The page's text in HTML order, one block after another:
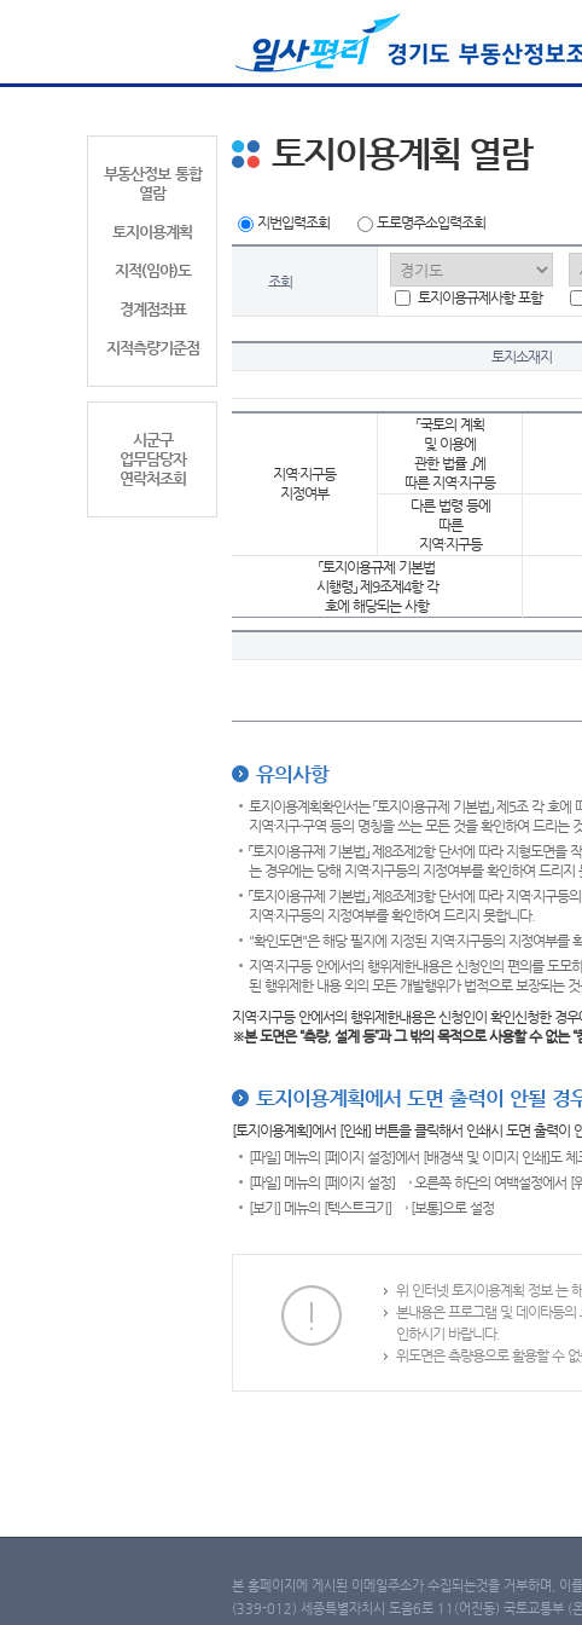
부동산정보 통합
열람
토지이용계획
지적(임야)도
경계점좌표
지적측량기준점
시군구
업무담당자
연락처조회
토지이용계획 열람
지번입력조회 도로명주소입력조회
조회
토지이용규제사항 포함
토지소재지
지역·지구등
지정여부
「국토의 계획
및 이용에
관한 법률 」에
따른 지역·지구등
다른 법령 등에
따른
지역·지구등
「토지이용규제 기본법
시행령」 제9조제4항 각
호에 해당되는 사항
유의사항
토지이용계획확인서는 「토지이용규제 기본법」 제5조 각 호
지역·지구·구역 등의 명칭을 쓰는 모든 것을 확인하여 드리는
「토지이용규제 기본법」 제8조제2항 단서에 따라 지형도면
는 경우에는 당해 지역·지구등의 지정여부를 확인하여 드리지
「토지이용규제 기본법」 제8조제3항 단서에 따라 지역·지구
지역·지구등의 지정여부를 확인하여 드리지 못합니다.
"확인도면"은 해당 필지에 지정된 지역·지구등의 지정여부를
지역·지구등 안에서의 행위제한내용은 신청인의 편의를 도
된 행위제한 내용 외의 모든 개발행위가 법적으로 보장되는 것
지역·지구등 안에서의 행위제한내용은 신청인이 확인신청한 경
※본 도면은“측량, 설계 등”과 그 밖의 목적으로 사용할 수 없는 “
토지이용계획에서 도면 출력이 안될 경
[토지이용계획]에서 [인쇄] 버튼을 클릭해서 인쇄시 도면 출력이
[파일] 메뉴의 [페이지 설정]에서 [배경색 및 이미지 인쇄]도 체
[파일] 메뉴의 [페이지 설정] → 오른쪽 하단의 여백설정에서
[보기] 메뉴의 [텍스트크기] → [보통]으로 설정
위 인터넷 토지이용계획 정보 는
본내용은 프로그램 및 데이타등
인하시기 바랍니다.
위도면은 측량용으로 활용할 수 없
본 홈페이지에 게시된 이메일주소가 수집되는것을 거부하며, 이
(339-012) 세종특별자치시 도움6로 11(어진동) 국토교통